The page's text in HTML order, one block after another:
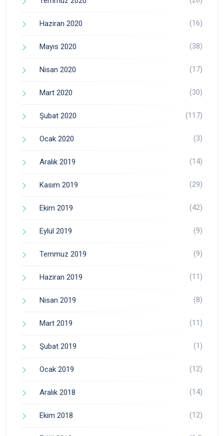
Haziran 2020 (16)
Mayıs 2020 (38)
Nisan 2020 (17)
Mart 2020 (30)
Şubat 2020 (117)
Ocak 2020 (3)
Aralık 2019 (14)
Kasım 2019 (29)
Ekim 2019 (42)
Eylül 2019 (9)
Temmuz 2019 (9)
Haziran 2019 (11)
Nisan 2019 (8)
Mart 2019 (11)
Şubat 2019 (1)
Ocak 2019 (12)
Aralık 2018 (14)
Ekim 2018 (12)